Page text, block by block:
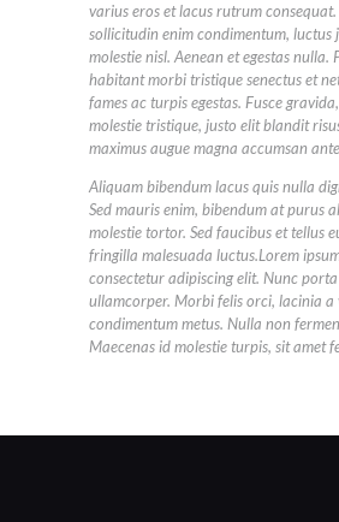
varius eros et lacus rutrum
sollicitudin enim condimentum, luctus
molestie nisl. Aenean et egestas nulla.
habitant morbi tristique senectus et
fames ac turpis egestas. Fusce
molestie tristique, justo elit blandit
maximus augue magna accumsan
Aliquam bibendum lacus quis nulla
Sed mauris enim, bibendum at purus
molestie tortor. Sed faucibus et tellus
fringilla malesuada luctus.Lorem
consectetur adipiscing elit. Nunc
ullamcorper. Morbi felis orci, lacinia a
condimentum metus. Nulla non
Maecenas id molestie turpis, sit amet